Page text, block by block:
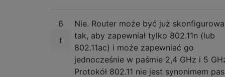
6
Nie. Router może być już
tak, aby zapewniał tylko 802.11n (lub
802.11ac) i może zapewniać go
jednocześnie w paśmie 2,4 GHz i 5
Protokół 802.11 nie jest synonimem